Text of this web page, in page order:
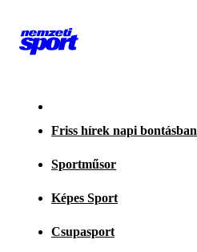
Friss hírek napi bontásban
Sportműsor
Képes Sport
Csupasport